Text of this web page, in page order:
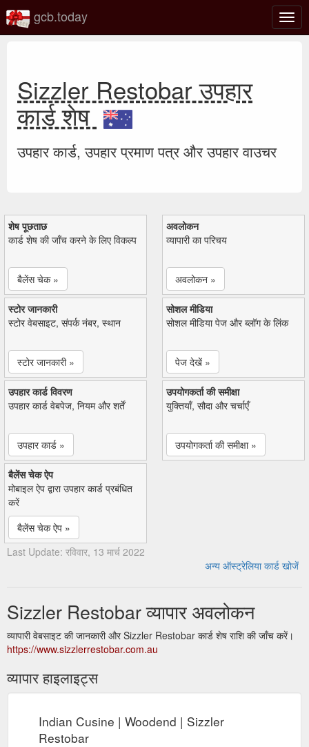
टॉगल
gcb.today
Sizzler Restobar उपहार
कार्ड शेष
उपहार कार्ड, उपहार प्रमाण पत्र और उपहार वाउचर
शेष पूछताछ
कार्ड शेष की जाँच करने के लिए विकल्प
बैलेंस चेक »
अवलोकन
व्यापारी का परिचय
अवलोकन »
स्टोर जानकारी
स्टोर वेबसाइट, संपर्क नंबर, स्थान
स्टोर जानकारी »
सोशल मीडिया
सोशल मीडिया पेज और ब्लॉग के लिंक
पेज देखें »
उपहार कार्ड विवरण
उपहार कार्ड वेबपेज, नियम और शर्तें
उपहार कार्ड »
उपयोगकर्ता की समीक्षा
युक्तियाँ, सौदा और चर्चाएँ
उपयोगकर्ता की समीक्षा »
बैलेंस चेक ऐप
मोबाइल ऐप द्वारा उपहार कार्ड प्रबंधित
करें
बैलेंस चेक ऐप »
Last Update: रविवार, 13 मार्च 2022
अन्य ऑस्ट्रेलिया कार्ड खोजें
Sizzler Restobar व्यापार अवलोकन
व्यापारी वेबसाइट की जानकारी और Sizzler Restobar कार्ड शेष राशि की जाँच करें।
https://www.sizzlerrestobar.com.au
व्यापार हाइलाइट्स
Indian Cusine | Woodend | Sizzler
Restobar